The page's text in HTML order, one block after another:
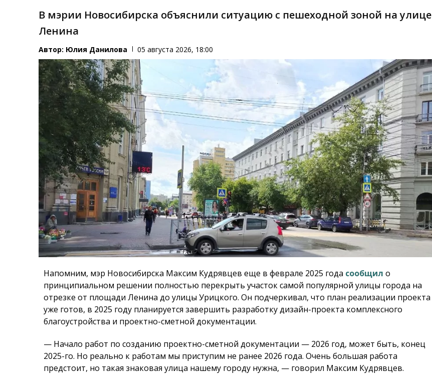
В мэрии Новосибирска объяснили ситуацию с пешеходной зоной на улице
Ленина
Автор: Юлия Данилова 05 августа 2026, 18:00
Напомним, мэр Новосибирска Максим Кудрявцев еще в феврале 2025 года сообщил о
принципиальном решении полностью перекрыть участок самой популярной улицы города на
отрезке от площади Ленина до улицы Урицкого. Он подчеркивал, что план реализации проекта
уже готов, в 2025 году планируется завершить разработку дизайн-проекта комплексного
благоустройства и проектно-сметной документации.
— Начало работ по созданию проектно-сметной документации — 2026 год, может быть, конец
2025-го. Но реально к работам мы приступим не ранее 2026 года. Очень большая работа
предстоит, но такая знаковая улица нашему городу нужна, — говорил Максим Кудрявцев.